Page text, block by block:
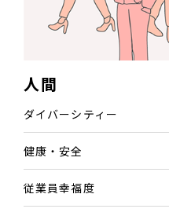
人間
ダイバーシティー
健康・安全
従業員幸福度